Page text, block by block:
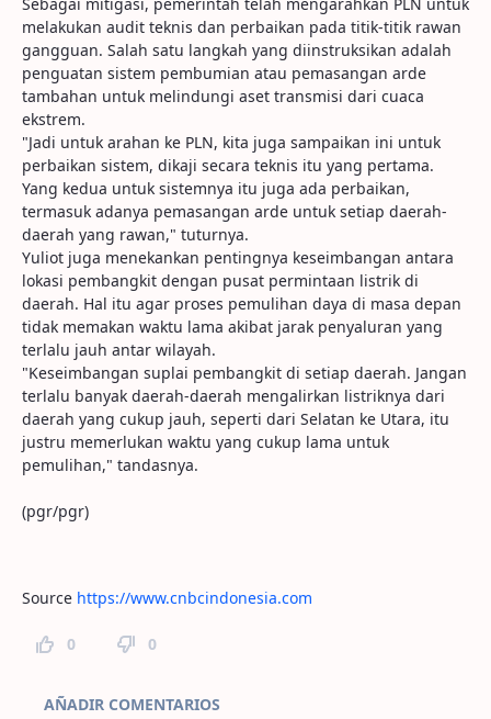
melakukan audit teknis dan perbaikan pada titik-titik rawan
gangguan. Salah satu langkah yang diinstruksikan adalah
penguatan sistem pembumian atau pemasangan arde
tambahan untuk melindungi aset transmisi dari cuaca
ekstrem.
"Jadi untuk arahan ke PLN, kita juga sampaikan ini untuk
perbaikan sistem, dikaji secara teknis itu yang pertama.
Yang kedua untuk sistemnya itu juga ada perbaikan,
termasuk adanya pemasangan arde untuk setiap daerah-
daerah yang rawan," tuturnya.
Yuliot juga menekankan pentingnya keseimbangan antara
lokasi pembangkit dengan pusat permintaan listrik di
daerah. Hal itu agar proses pemulihan daya di masa depan
tidak memakan waktu lama akibat jarak penyaluran yang
terlalu jauh antar wilayah.
"Keseimbangan suplai pembangkit di setiap daerah. Jangan
terlalu banyak daerah-daerah mengalirkan listriknya dari
daerah yang cukup jauh, seperti dari Selatan ke Utara, itu
justru memerlukan waktu yang cukup lama untuk
pemulihan," tandasnya.
(pgr/pgr)
Source https://www.cnbcindonesia.com
0 0
Comentarios de la página
AÑADIR COMENTARIOS